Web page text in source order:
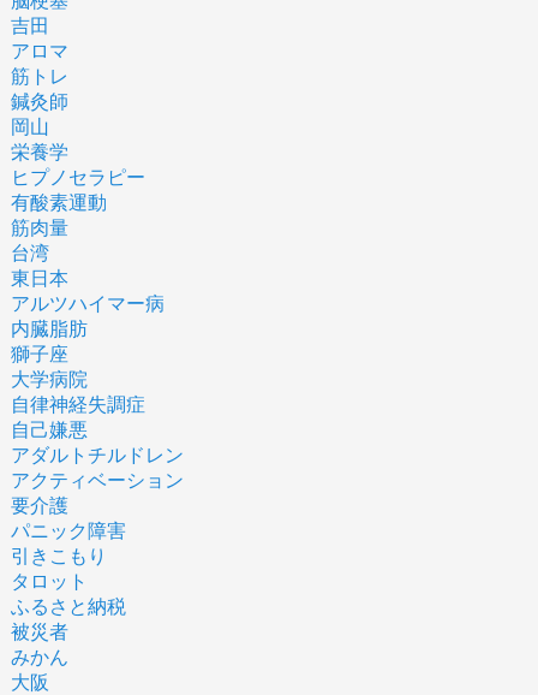
吉田
アロマ
筋トレ
鍼灸師
岡山
栄養学
ヒプノセラピー
有酸素運動
筋肉量
台湾
東日本
アルツハイマー病
内臓脂肪
獅子座
大学病院
自律神経失調症
自己嫌悪
アダルトチルドレン
アクティベーション
要介護
パニック障害
引きこもり
タロット
ふるさと納税
被災者
みかん
大阪